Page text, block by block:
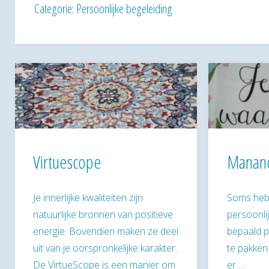
Categorie: Persoonlijke begeleiding
Virtuescope
Je innerlijke kwaliteiten zijn
natuurlijke bronnen van positieve
energie. Bovendien maken ze deel
uit van je oorspronkelijke karakter.
De VirtueScope is een manier om
Soms
bepaald
te
er …